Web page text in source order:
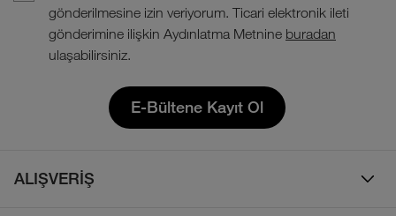
gönderilmesine izin veriyorum. Ticari elektronik ileti
gönderimine ilişkin Aydınlatma Metnine buradan
ulaşabilirsiniz.
E-Bültene Kayıt Ol
ALIŞVERİŞ